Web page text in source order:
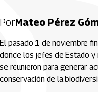
PorMateo Pérez
El pasado 1 de noviembre
donde los jefes de Estado
se reunieron para generar
conservación de la